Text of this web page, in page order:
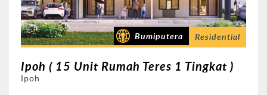
Bumiputera Residential
Ipoh ( 20 Unit Rumah Teres 1 Tingkat )
Ipoh